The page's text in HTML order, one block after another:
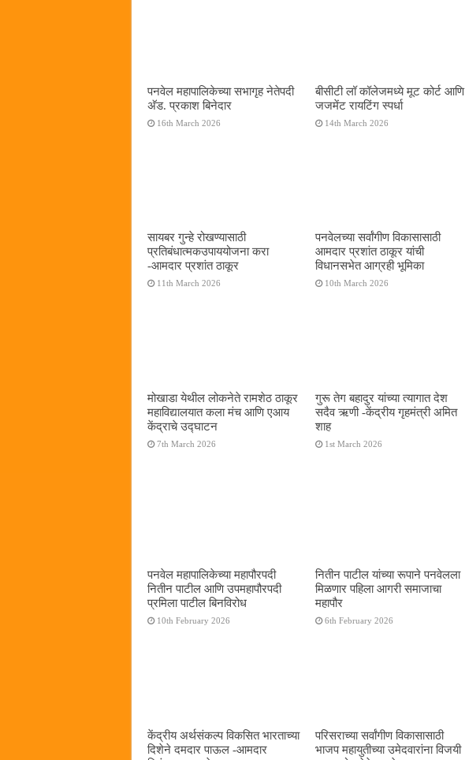
पनवेल महापालिकेच्या सभागृह नेतेपदी
अ‍ॅड. प्रकाश बिनेदार
16th March 2026
बीसीटी लॉ कॉलेजमध्ये मूट कोर्ट आणि
जजमेंट रायटिंग स्पर्धा
14th March 2026
सायबर गुन्हे रोखण्यासाठी
प्रतिबंधात्मकउपाययोजना करा
-आमदार प्रशांत ठाकूर
11th March 2026
पनवेलच्या सर्वांगीण विकासासाठी
आमदार प्रशांत ठाकूर यांची
विधानसभेत आग्रही भूमिका
10th March 2026
मोखाडा येथील लोकनेते रामशेठ ठाकूर
महाविद्यालयात कला मंच आणि एआय
केंद्राचे उद्घाटन
7th March 2026
गुरू तेग बहादुर यांच्या त्यागात देश
सदैव ऋणी -केंद्रीय गृहमंत्री अमित
शाह
1st March 2026
पनवेल महापालिकेच्या महापौरपदी
नितीन पाटील आणि उपमहापौरपदी
प्रमिला पाटील बिनविरोध
10th February 2026
नितीन पाटील यांच्या रूपाने पनवेलला
मिळणार पहिला आगरी समाजाचा
महापौर
6th February 2026
केंद्रीय अर्थसंकल्प विकसित भारताच्या
दिशेने दमदार पाऊल -आमदार
परिसराच्या सर्वांगीण विकासासाठी
भाजप महायुतीच्या उमेदवारांना विजयी